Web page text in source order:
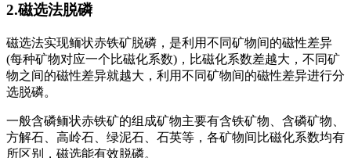
2.磁选法脱磷
磁选法实现鲕状赤铁矿脱磷，是利用不同矿物间的磁性差异
(每种矿物对应一个比磁化系数)，比磁化系数差越大，不同矿
物之间的磁性差异就越大，利用不同矿物间的磁性差异进行分
选脱磷。
一般含磷鲕状赤铁矿的组成矿物主要有含铁矿物、含磷矿物、
方解石、高岭石、绿泥石、石英等，各矿物间比磁化系数均有
所区别，磁选能有效脱磷。